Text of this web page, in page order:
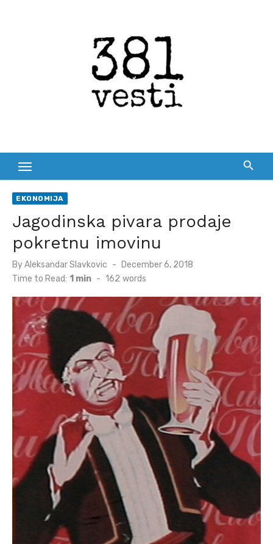
EKONOMIJA
Jagodinska pivara prodaje
pokretnu imovinu
ByAleksandar Slavkovic
Posted
on
December 6, 2018
Time to Read: 1 min - 162 words